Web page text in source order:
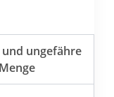
ungefähre
Menge